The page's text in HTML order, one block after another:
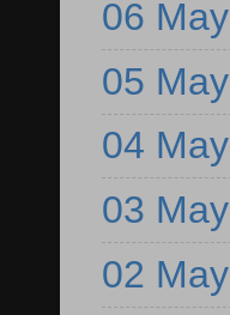
06 May
05 May
04 May
03 May
02 May